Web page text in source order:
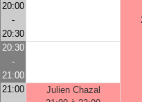
20:00
-
20:30
20:30
-
21:00
21:00
Julien Chazal